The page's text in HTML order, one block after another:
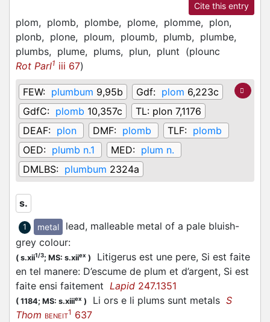
Cite this entry
plom, plomb, plombe, plome, plomme, plon,
plonb, plone, ploum, ploumb, plumb, plumbe,
plumbs, plume, plums, plun, plunt (plounc
Rot Parl1 iii 67)
FEW: plumbum 9,95b Gdf: plom 6,223c
GdfC: plomb 10,357c TL: plon 7,1176
DEAF: plon DMF: plomb TLF: plomb
OED: plumb n.1 MED: plum n.
DMLBS: plumbum 2324a
s.
1 metal
lead, malleable metal of a pale bluish-
grey colour:
( s.xii1/3; MS: s.xiiex )
Litigerus est une pere, Si est faite
en tel manere: D’escume de plum et d’argent, Si est
faite ensi faitement Lapid 247.1351
( 1184; MS: s.xiiiex ) Li ors e li plums sunt metals S
Thom BENEIT1 637